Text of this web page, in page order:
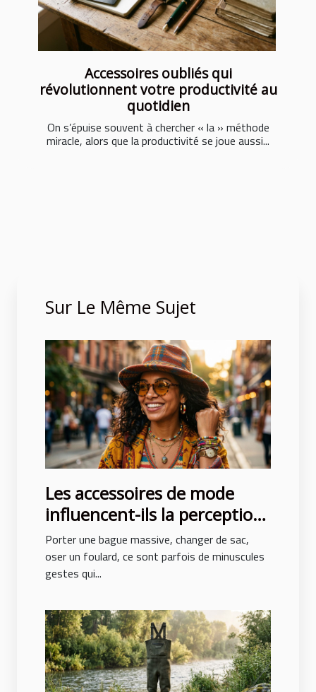
Accessoires oubliés qui
révolutionnent votre productivité au
quotidien
On s’épuise souvent à chercher « la » méthode
miracle, alors que la productivité se joue aussi...
Sur Le Même Sujet
Les accessoires de mode
influencent-ils la perception
de soi ?
Porter une bague massive, changer de sac,
oser un foulard, ce sont parfois de minuscules
gestes qui...